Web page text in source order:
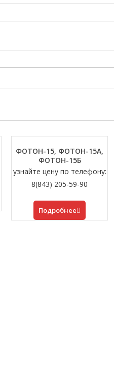
ФОТОН-15, ФОТОН-15A,
ФОТОН-15Б
узнайте цену по телефону:
8(843) 205-59-90
Подробнее